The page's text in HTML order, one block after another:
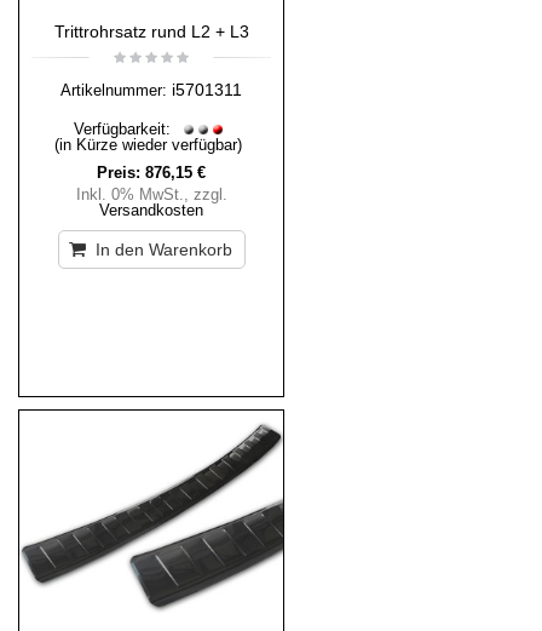
Trittrohrsatz rund L2 + L3
Artikelnummer: i5701311
Verfügbarkeit:
(in Kürze wieder verfügbar)
Preis: 876,15 €
Inkl. 0% MwSt., zzgl.
Versandkosten
In den Warenkorb